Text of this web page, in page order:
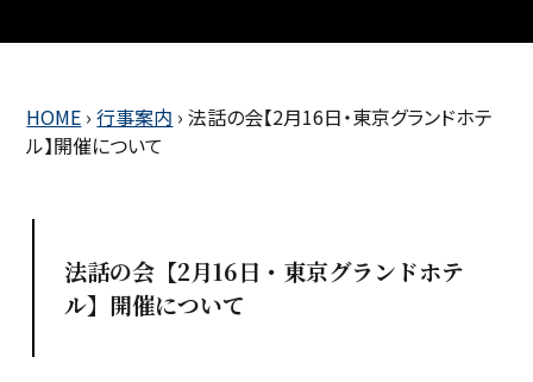
HOME › 行事案内 › 法話の会【2月16日・東京グランドホテ
ル】開催について
法話の会【2月16日・東京グランドホテ
ル】開催について